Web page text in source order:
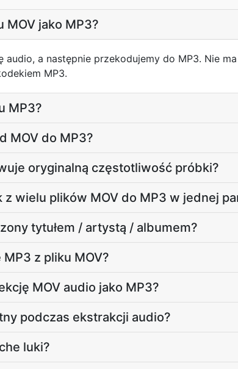
jako MP3?
audio, a następnie przekodujemy do MP3. Nie
MP3.
MP3?
MOV do MP3?
oryginalną częstotliwość próbki?
wielu plików MOV do MP3 w jednej
tytułem / artystą / albumem?
z pliku MOV?
MOV audio jako MP3?
podczas ekstrakcji audio?
luki?